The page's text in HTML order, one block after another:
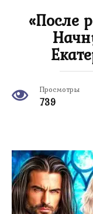
«После
Просмотры
739